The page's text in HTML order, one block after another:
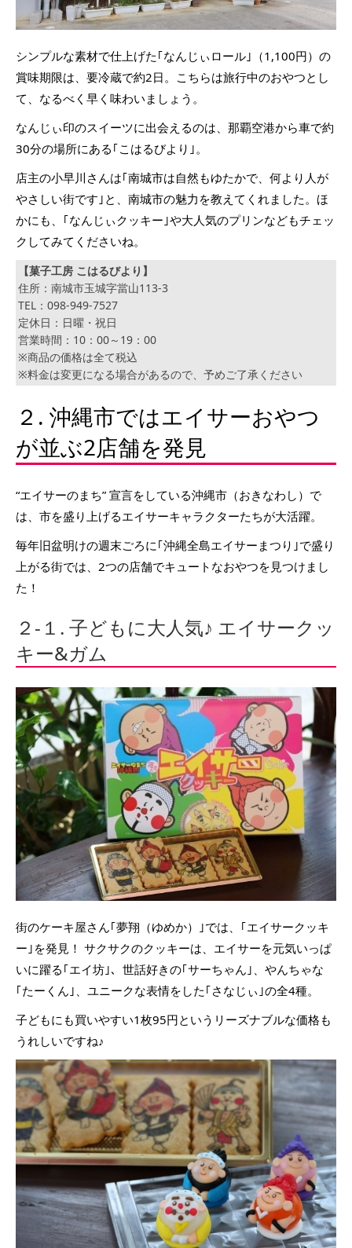
シンプルな素材で仕上げた｢なんじぃロール｣（1,100円）の
賞味期限は、要冷蔵で約2日。こちらは旅行中のおやつとし
て、なるべく早く味わいましょう。
なんじぃ印のスイーツに出会えるのは、那覇空港から車で約
30分の場所にある｢こはるびより｣。
店主の小早川さんは｢南城市は自然もゆたかで、何より人が
やさしい街です｣と、南城市の魅力を教えてくれました。ほ
かにも、｢なんじぃクッキー｣や大人気のプリンなどもチェッ
クしてみてくださいね。
【菓子工房 こはるびより】
住所：南城市玉城字當山113-3
TEL：098-949-7527
定休日：日曜・祝日
営業時間：10：00～19：00
※商品の価格は全て税込
※料金は変更になる場合があるので、予めご了承ください
２. 沖縄市ではエイサーおやつ
が並ぶ2店舗を発見
“エイサーのまち” 宣言をしている沖縄市（おきなわし）で
は、市を盛り上げるエイサーキャラクターたちが大活躍。
毎年旧盆明けの週末ごろに｢沖縄全島エイサーまつり｣で盛り
上がる街では、2つの店舗でキュートなおやつを見つけまし
た！
２-１. 子どもに大人気♪ エイサークッ
キー&ガム
街のケーキ屋さん｢夢翔（ゆめか）｣では、｢エイサークッキ
ー｣を発見！ サクサクのクッキーは、エイサーを元気いっぱ
いに躍る｢エイ坊｣、世話好きの｢サーちゃん｣、やんちゃな
｢たーくん｣、ユニークな表情をした｢さなじぃ｣の全4種。
子どもにも買いやすい1枚95円というリーズナブルな価格も
うれしいですね♪